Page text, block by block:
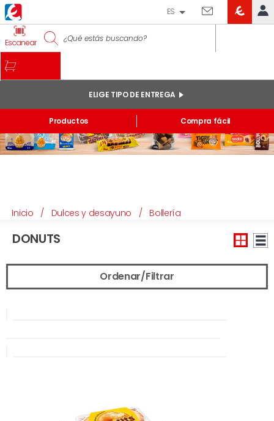
IDENTIFÍCATE
Pedidos online
Mis productos comprados en tienda y online
Listas
ES
Escanear
Productos
ELIGE TIPO DE ENTREGA
Compra fácil
Inicio / Dulces y desayuno / Bollería
DONUTS
Ordenar/Filtrar